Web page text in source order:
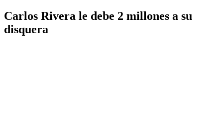
Carlos Rivera le debe 2 millones a su
disquera